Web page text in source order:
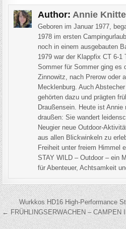
Author: Annie
Geboren im Januar 1977,
1978 im ersten
noch in einem ausgebauten
1979 war der Klappfix CT 6-1
Sommer für Sommer ging es
Zinnowitz, nach Prerow oder
Mecklenburg. Auch
gehörten dazu und prägten
Draußensein. Heute ist
draußen: Sie wandert
Neugier neue Outdoor-
aus allen Blickwinkeln zu
Freiheit unter freiem Himmel
STAY WILD – Outdoor – ein
für Abenteuer, Achtsamkeit
Wurkkos HD16 High-Performance
← FRÜHLINGSERWACHEN – CAMPEN